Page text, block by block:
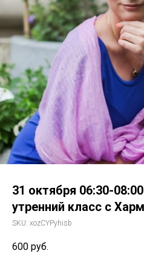
31 октября 06:30-
утренний класс с
SKU: xozCYPyhisb
600 руб.